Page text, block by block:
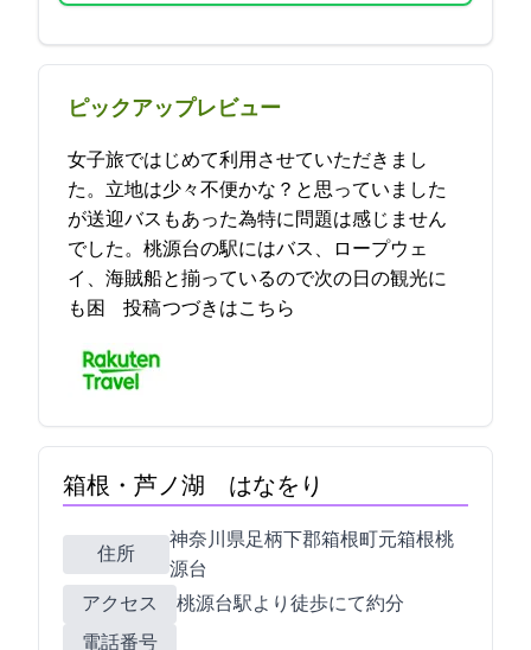
ピックアップレビュー
女子旅ではじめて利用させていただきまし
た。立地は少々不便かな？と思っていました
が送迎バスもあった為特に問題は感じません
でした。桃源台の駅にはバス、ロープウェ
イ、海賊船と揃っているので次の日の観光に
も困… 2021-11-13 20:46:23投稿つづきはこちら
箱根・芦ノ湖 はなをり
住所
神奈川県足柄下郡箱根町元箱根桃
源台160
アクセス
桃源台駅より徒歩にて約2分
電話番号